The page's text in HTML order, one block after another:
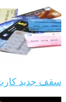
سقف جدید کارت